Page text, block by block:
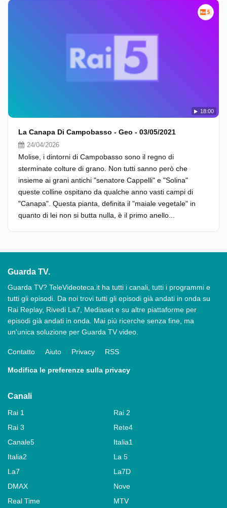
18:00
La Canapa Di Campobasso - Geo - 03/05/2021
24/04/2026
Molise, i dintorni di Campobasso sono il regno di
sterminate colture di grano. Non tutti sanno però che
insieme ai grani antichi "senatore Cappelli" e "Solina"
queste colline ospitano da qualche anno vasti campi di
"Canapa". Questa pianta, definita il "maiale vegetale" in
quanto di lei non si butta nulla, è il primo anello...
Guarda TV.
Guarda TV? TeleVideoteca.it ha tutti i canali, tutti i programmi e
tutti gli episodi. Da noi trovi tutti gli episodi già andati in onda su
Rai Replay, Rivedi La7, Mediaset e su altre piattaforme per
episodi già andati in onda. Mai più ricerche senza fine, ma
un'unica soluzione per Guarda TV video.
Contatto Aiuto Privacy RSS
Modifica le preferenze sulla privacy
Canali
Rai 1
Rai 2
Rai 3
Rete4
Canale5
Italia1
Italia2
La 5
La7
La7D
DMAX
Nove
Real Time
MTV